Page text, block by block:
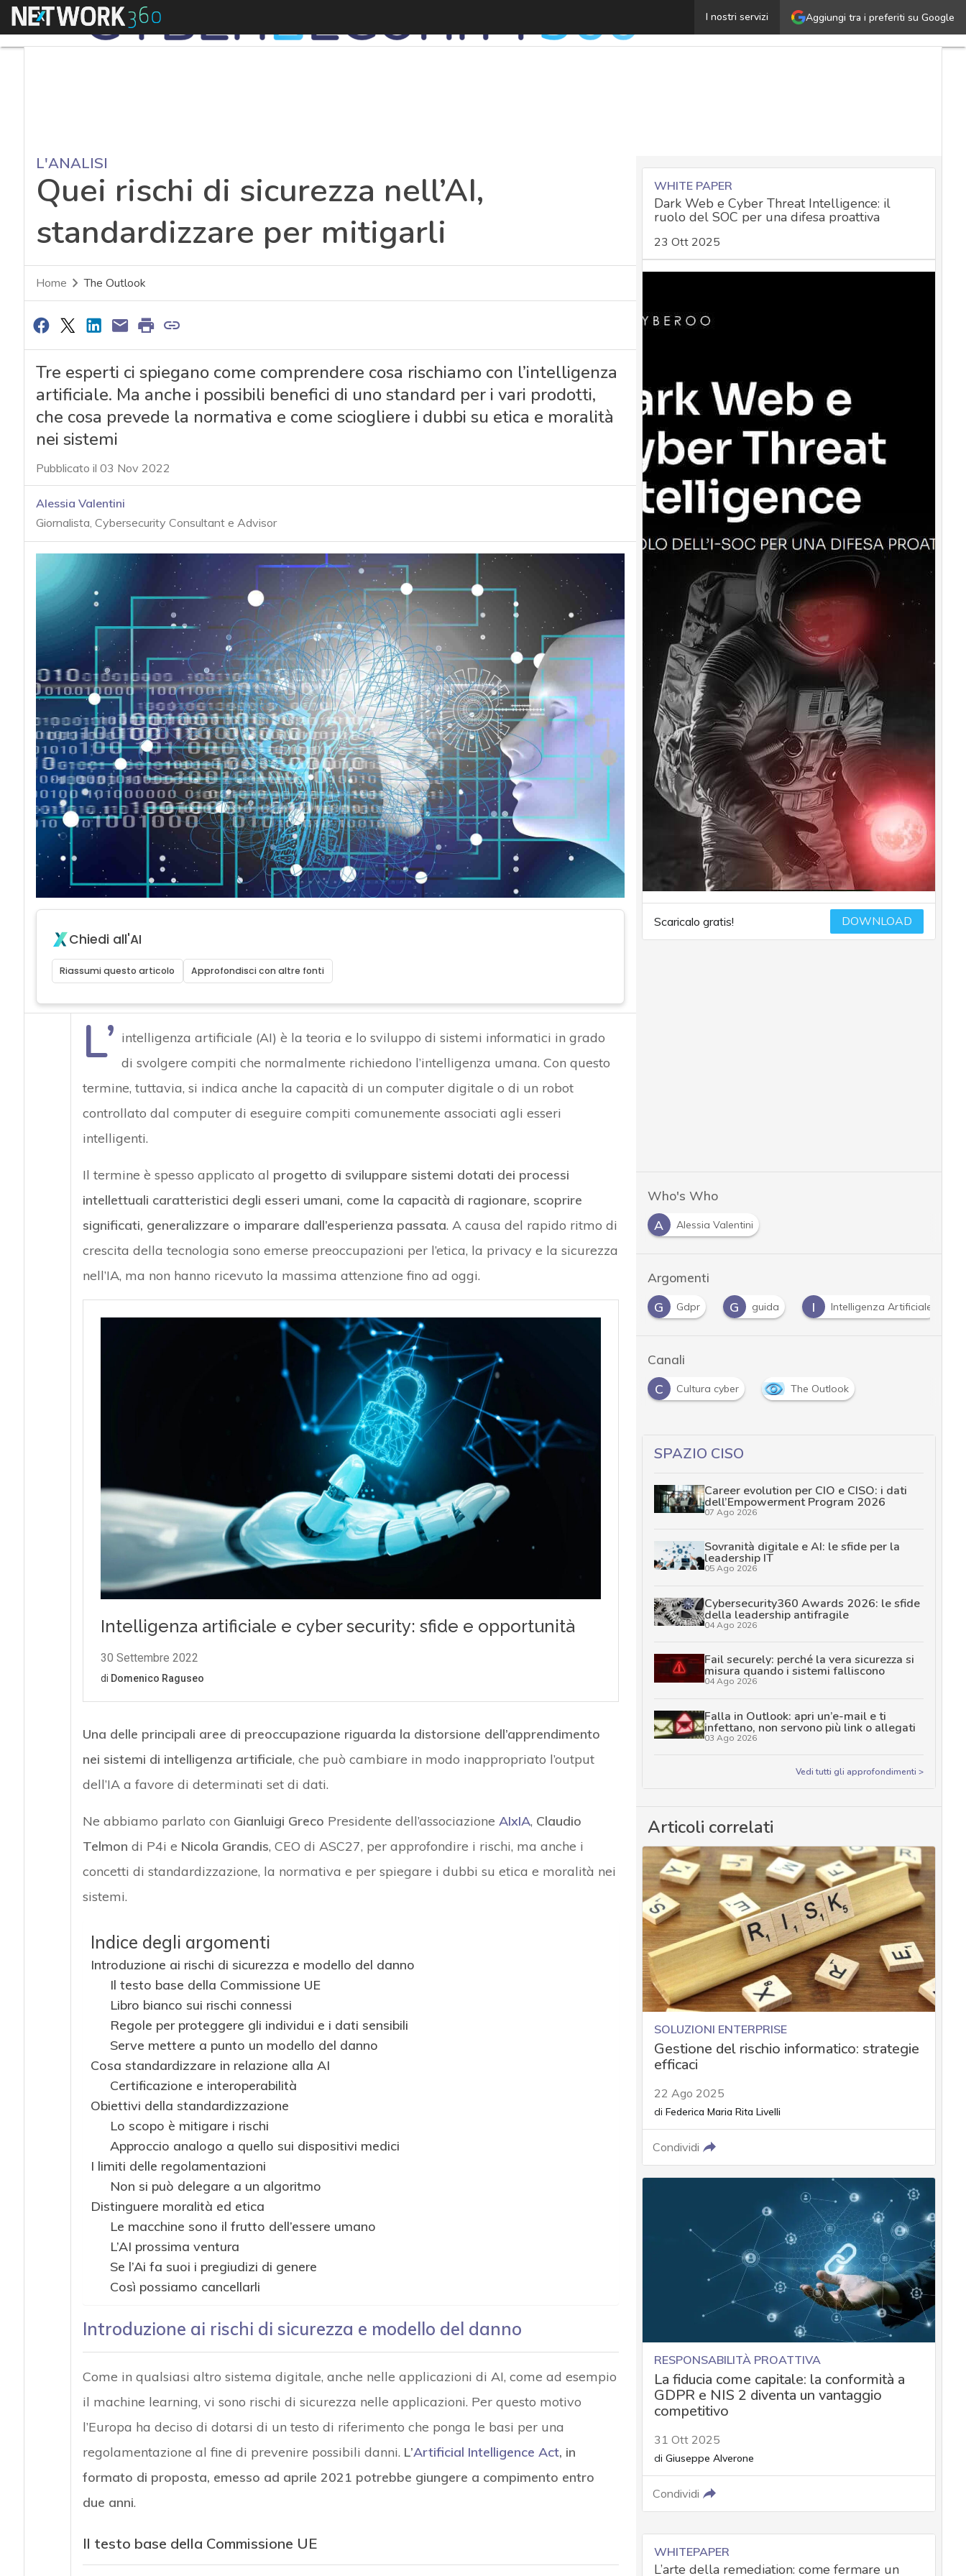
Aggiungi tra i preferiti su Google
I nostri servizi
Menu Quei rischi di sicurezza nell’AI, standardizzare per
L'ANALISI
Quei rischi di sicurezza nell’AI,
standardizzare per mitigarli
Home The Outlook
Tre esperti ci spiegano come comprendere cosa rischiamo con l’intelligenza
artificiale. Ma anche i possibili benefici di uno standard per i vari prodotti,
che cosa prevede la normativa e come sciogliere i dubbi su etica e moralità
nei sistemi
Pubblicato il 03 Nov 2022
Alessia Valentini
Giornalista, Cybersecurity Consultant e Advisor
Chiedi all'AI
Riassumi questo articolo Approfondisci con altre fonti
L’ intelligenza artificiale (AI) è la teoria e lo sviluppo di sistemi informatici in grado
di svolgere compiti che normalmente richiedono l’intelligenza umana. Con questo
termine, tuttavia, si indica anche la capacità di un computer digitale o di un robot
controllato dal computer di eseguire compiti comunemente associati agli esseri
intelligenti.
Il termine è spesso applicato al progetto di sviluppare sistemi dotati dei processi
intellettuali caratteristici degli esseri umani, come la capacità di ragionare, scoprire
significati, generalizzare o imparare dall’esperienza passata. A causa del rapido ritmo di
crescita della tecnologia sono emerse preoccupazioni per l’etica, la privacy e la sicurezza
nell’IA, ma non hanno ricevuto la massima attenzione fino ad oggi.
Una delle principali aree di preoccupazione riguarda la distorsione dell’apprendimento
nei sistemi di intelligenza artificiale, che può cambiare in modo inappropriato l’output
dell’IA a favore di determinati set di dati.
Ne abbiamo parlato con Gianluigi Greco Presidente dell’associazione AIxIA, Claudio
Telmon di P4i e Nicola Grandis, CEO di ASC27, per approfondire i rischi, ma anche i
concetti di standardizzazione, la normativa e per spiegare i dubbi su etica e moralità nei
sistemi.
Indice degli argomenti
Introduzione ai rischi di sicurezza e modello del danno
Il testo base della Commissione UE
Libro bianco sui rischi connessi
Regole per proteggere gli individui e i dati sensibili
Serve mettere a punto un modello del danno
Cosa standardizzare in relazione alla AI
Certificazione e interoperabilità
Obiettivi della standardizzazione
Lo scopo è mitigare i rischi
Approccio analogo a quello sui dispositivi medici
I limiti delle regolamentazioni
Non si può delegare a un algoritmo
Distinguere moralità ed etica
Le macchine sono il frutto dell’essere umano
L’AI prossima ventura
Se l’Ai fa suoi i pregiudizi di genere
Così possiamo cancellarli
Introduzione ai rischi di sicurezza e modello del danno
Come in qualsiasi altro sistema digitale, anche nelle applicazioni di AI, come ad esempio
il machine learning, vi sono rischi di sicurezza nelle applicazioni. Per questo motivo
l’Europa ha deciso di dotarsi di un testo di riferimento che ponga le basi per una
regolamentazione al fine di prevenire possibili danni. L’Artificial Intelligence Act, in
formato di proposta, emesso ad aprile 2021 potrebbe giungere a compimento entro
due anni.
Il testo base della Commissione UE
WHITE PAPER
Dark Web e Cyber Threat Intelligence: il
ruolo del SOC per una difesa proattiva
23 Ott 2025
Scaricalo gratis! DOWNLOAD
Who's Who
A
Alessia Valentini
Argomenti
G Gdpr G guida I Intelligenza Artificiale
Canali
C
Cultura cyber The Outlook
SPAZIO CISO
Career evolution per CIO e CISO: i dati
dell’Empowerment Program 2026
07 Ago 2026
Sovranità digitale e AI: le sfide per la
leadership IT
05 Ago 2026
Cybersecurity360 Awards 2026: le sfide
della leadership antifragile
04 Ago 2026
Fail securely: perché la vera sicurezza si
misura quando i sistemi falliscono
04 Ago 2026
Falla in Outlook: apri un’e-mail e ti
infettano, non servono più link o allegati
03 Ago 2026
Vedi tutti gli approfondimenti >
Articoli correlati
SOLUZIONI ENTERPRISE
Gestione del rischio informatico: strategie
efficaci
22 Ago 2025
di Federica Maria Rita Livelli
Condividi
RESPONSABILITÀ PROATTIVA
La fiducia come capitale: la conformità a
GDPR e NIS 2 diventa un vantaggio
competitivo
31 Ott 2025
di Giuseppe Alverone
Condividi
WHITEPAPER
L’arte della remediation: come fermare un